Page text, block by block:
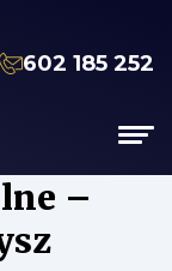
602 185 252
–